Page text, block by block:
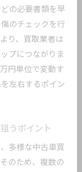
の必要書類を早
のチェックを行
り、買取業者は
プにつながりま
円単位で変動す
左右するポイン
うポイント
多様な中古車買
のため、複数の